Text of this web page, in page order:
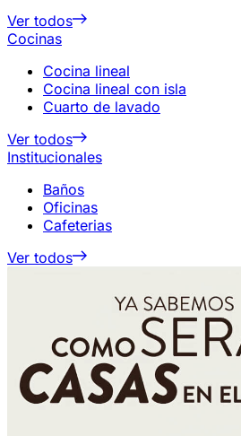
Ver todos
Cocinas
Cocina lineal
Cocina lineal con isla
Cuarto de lavado
Ver todos
Institucionales
Baños
Oficinas
Cafeterias
Ver todos